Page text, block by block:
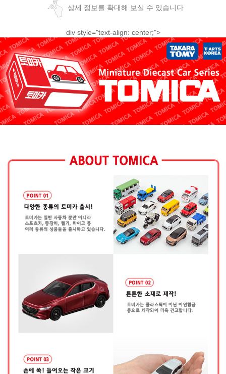
상세 정보를 확대해 보실 수 있습니다
div style="text-align: center;">